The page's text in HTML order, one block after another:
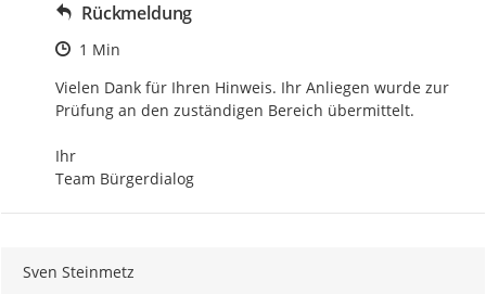
Rückmeldung
Zeitpunkt des Erstellens
1 Min
Vielen Dank für Ihren Hinweis. Ihr Anliegen wurde zur
Prüfung an den zuständigen Bereich übermittelt.
Ihr
Team Bürgerdialog
Sven Steinmetz